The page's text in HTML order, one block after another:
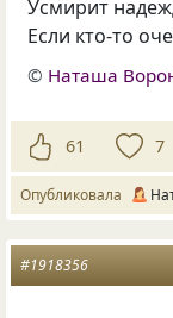
Усмирит
Если кто-то
© Наташа
61 7
Опубликовала
#1918356